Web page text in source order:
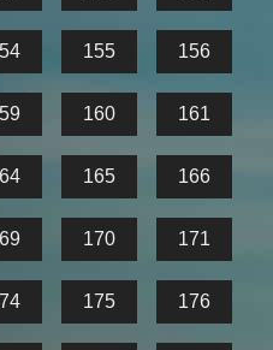
155 156
160 161
165 166
170 171
175 176